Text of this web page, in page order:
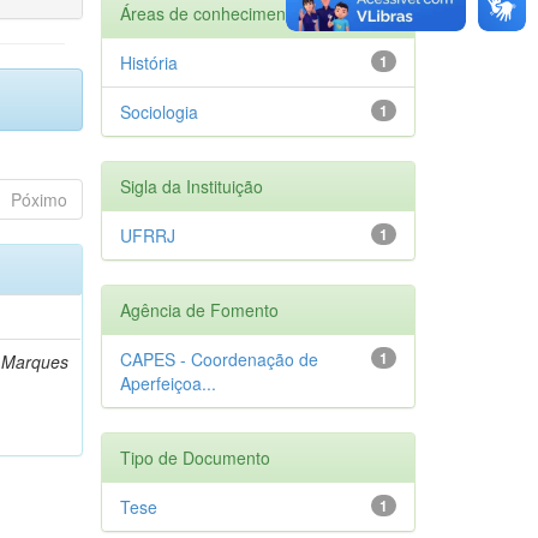
Póximo
Áreas de conhecimento
1
História
1
Sociologia
Sigla da Instituição
1
UFRRJ
Agência de Fomento
1
CAPES - Coordenação de
Aperfeiçoa...
Tipo de Documento
1
Tese